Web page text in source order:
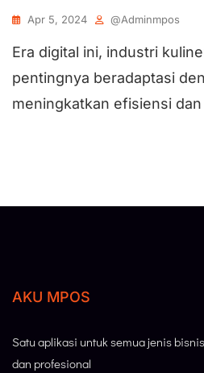
Apr 5, 2024 @adminmpos
Era digital ini, industri
pentingnya beradaptasi
meningkatkan efisiensi dan
AKU MPOS
Satu aplikasi untuk semua jenis
dan profesional